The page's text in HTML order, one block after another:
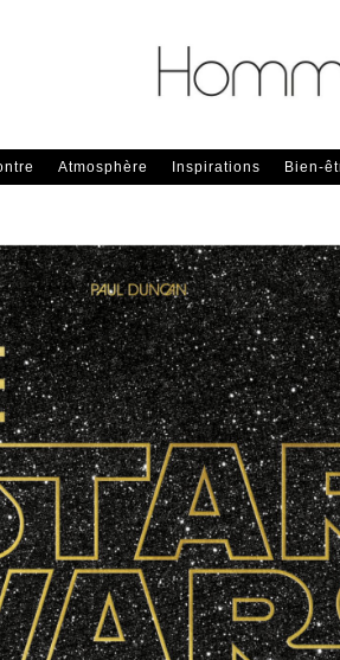
Atmosphère Inspirations Bien-